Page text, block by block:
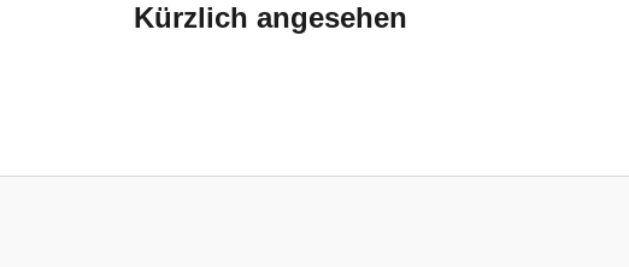
Kürzlich angesehen